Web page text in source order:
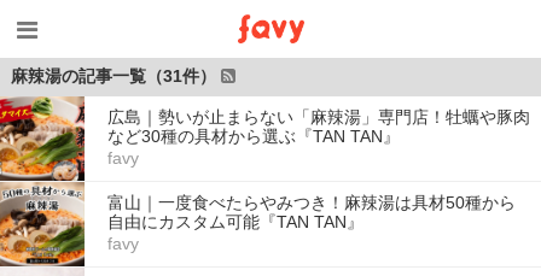
麻辣湯の記事一覧（31件）
広島｜勢いが止まらない「麻辣湯」専門店！牡蠣や豚肉
など30種の具材から選ぶ『TAN TAN』
favy
富山｜一度食べたらやみつき！麻辣湯は具材50種から
自由にカスタム可能『TAN TAN』
favy